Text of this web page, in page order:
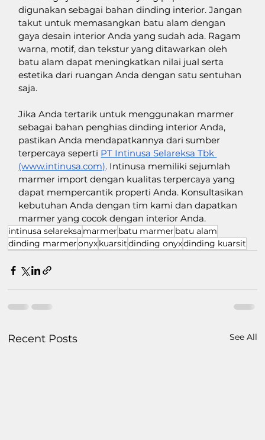
digunakan sebagai bahan dinding interior. Jangan
takut untuk memasangkan batu alam dengan
gaya desain interior Anda yang sudah ada. Ragam
warna, motif, dan tekstur yang ditawarkan oleh
batu alam dapat meningkatkan nilai jual serta
estetika dari ruangan Anda dengan satu sentuhan
saja.
Jika Anda tertarik untuk menggunakan marmer
sebagai bahan penghias dinding interior Anda,
pastikan Anda mendapatkannya dari sumber
terpercaya seperti PT Intinusa Selareksa Tbk
(www.intinusa.com). Intinusa memiliki sejumlah
marmer import dengan kualitas terpercaya yang
dapat mempercantik properti Anda. Konsultasikan
kebutuhan Anda dengan tim kami dan dapatkan
marmer yang cocok dengan interior Anda.
intinusa selareksa marmer batu marmer batu alam
dinding marmeronyxkuarsitdinding onyxdinding kuarsit
Recent Posts See All